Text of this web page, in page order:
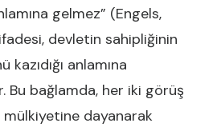
gelmez” (Engels,
devletin sahipliğinin
anlamına
Bu bağlamda, her iki görüş
mülkiyetine dayanarak